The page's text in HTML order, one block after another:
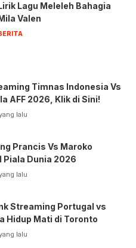
Lagu Meleleh Bahagia
Valen
Timnas Indonesia Vs
AFF 2026, Klik di Sini!
lalu
Prancis Vs Maroko
Piala Dunia 2026
lalu
Streaming Portugal vs
Hidup Mati di Toronto
lalu